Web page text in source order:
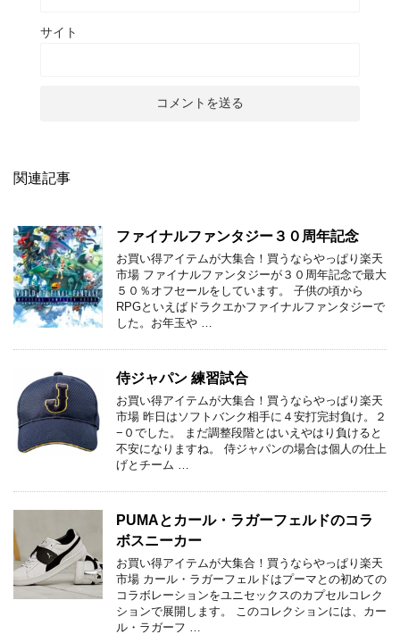
サイト
関連記事
ファイナルファンタジー３０周年記念
お買い得アイテムが大集合！買うならやっぱり楽天
市場 ファイナルファンタジーが３０周年記念で最大
５０％オフセールをしています。 子供の頃から
RPGといえばドラクエかファイナルファンタジーで
した。お年玉や …
侍ジャパン 練習試合
お買い得アイテムが大集合！買うならやっぱり楽天
市場 昨日はソフトバンク相手に４安打完封負け。２
−０でした。 まだ調整段階とはいえやはり負けると
不安になりますね。 侍ジャパンの場合は個人の仕上
げとチーム …
PUMAとカール・ラガーフェルドのコラ
ボスニーカー
お買い得アイテムが大集合！買うならやっぱり楽天
市場 カール・ラガーフェルドはプーマとの初めての
コラボレーションをユニセックスのカプセルコレク
ションで展開します。 このコレクションには、カー
ル・ラガーフ …